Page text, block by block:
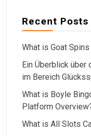
Recent Posts
What is Goat
Ein Überblick über
im Bereich
What is Boyle
Platform
What is All Slots